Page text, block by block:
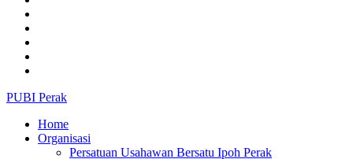
PUBI Perak
Home
Organisasi
Persatuan Usahawan Bersatu Ipoh Perak